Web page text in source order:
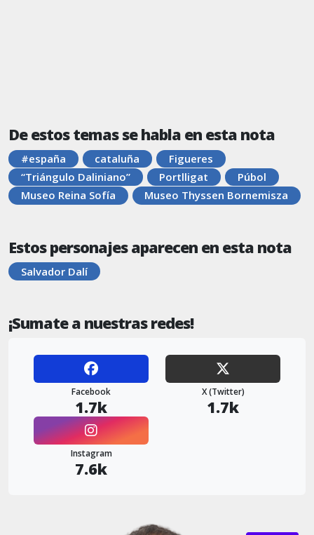
De estos temas se habla en esta nota
#españa cataluña
Figueres
“Triángulo Daliniano”
Portlligat
Púbol
Museo Reina Sofía
Museo Thyssen Bornemisza
Estos personajes aparecen en esta nota
Salvador Dalí
¡Sumate a nuestras redes!
Facebook
1.7k
X (Twitter)
1.7k
Instagram
7.6k